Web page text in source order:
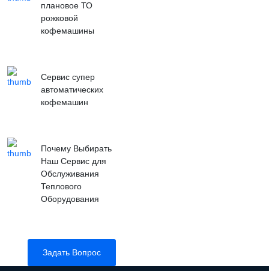
плановое ТО
рожковой
кофемашины
Сервис супер
автоматических
кофемашин
Почему Выбирать
Наш Сервис для
Обслуживания
Теплового
Оборудования
Задать Вопрос